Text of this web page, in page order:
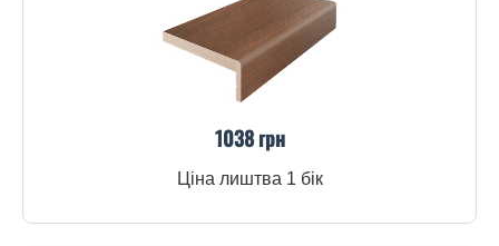
1038 грн
Ціна лиштва 1 бік